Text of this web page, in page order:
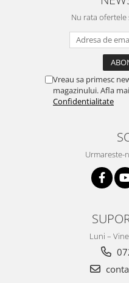
Nu rata
Vreau sa primesc
magazinului. Afla
Confidentialitate
Urmareste-
Luni –